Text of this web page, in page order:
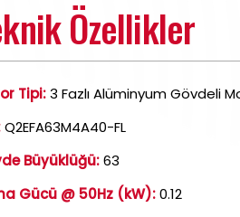
Özellikler
Tipi:3 Fazlı Alüminyum Gövdeli
Q2EFA63M4A40-FL
Büyüklüğü:63
Gücü @ 50Hz (kW):0.12